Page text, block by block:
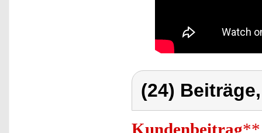
(24)
Kundenbeitrag**